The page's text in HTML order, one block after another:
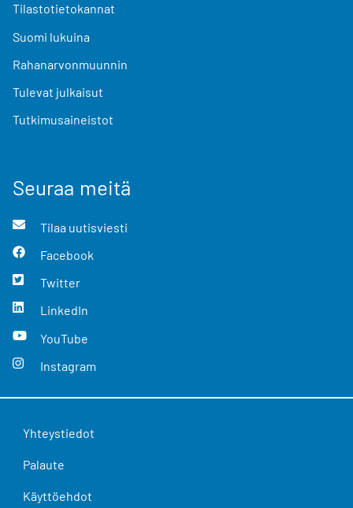
Tilastotietokannat
Suomi lukuina
Rahanarvonmuunnin
Tulevat julkaisut
Tutkimusaineistot
Seuraa meitä
Tilaa uutisviesti
Facebook
Twitter
LinkedIn
YouTube
Instagram
Yhteystiedot
Palaute
Käyttöehdot